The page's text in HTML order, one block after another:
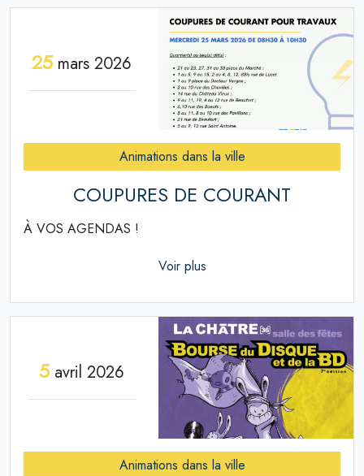
25 mars 2026
Animations dans la ville
COUPURES DE COURANT
À VOS AGENDAS !
Voir plus
5 avril 2026
Animations dans la ville